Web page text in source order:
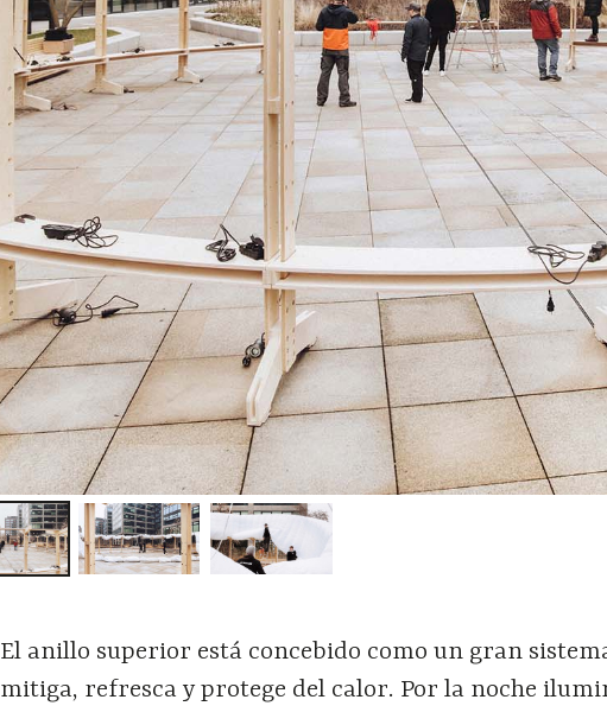
El anillo superior está concebido como un gran
mitiga, refresca y protege del calor. Por la noche